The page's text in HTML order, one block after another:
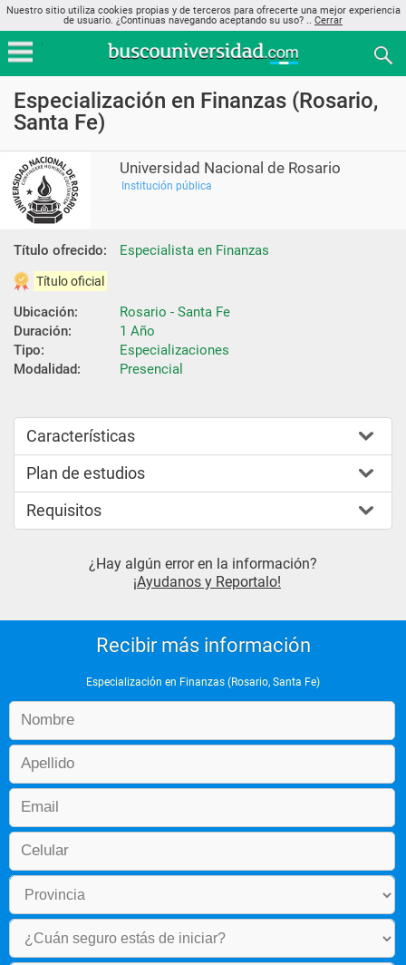
Nuestro sitio utiliza cookies propias y de terceros para ofrecerte una mejor experiencia
de usuario. ¿Continuas navegando aceptando su uso? .. Cerrar
Especialización en Finanzas (Rosario,
Santa Fe)
Universidad Nacional de Rosario
Institución pública
Título ofrecido: Especialista en Finanzas
Título oficial
Ubicación:
Rosario - Santa Fe
Duración:
1 Año
Tipo:
Especializaciones
Modalidad:
Presencial
Características
Plan de estudios
Requisitos
¿Hay algún error en la información?
¡Ayudanos y Reportalo!
Recibir más información
Especialización en Finanzas (Rosario, Santa Fe)